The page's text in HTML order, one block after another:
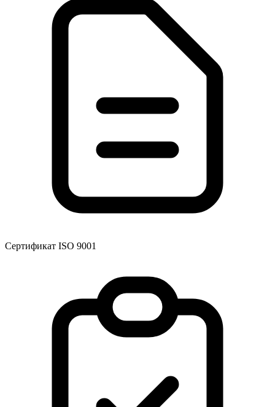
Сертификат ISO 9001